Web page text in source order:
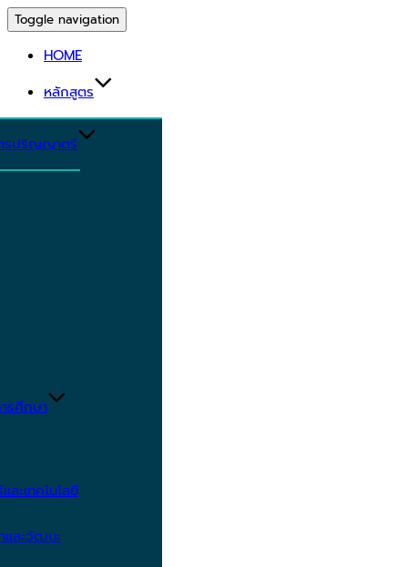
Toggle navigation
HOME
หลักสูตร
รปริญญาตรี
รศึกษา
ะเทคโนโลยี
และวัฒนะ